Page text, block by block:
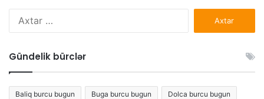
Gündelik bürclər
Baliq burcu bugun Buga burcu bugun Dolca burcu bugun